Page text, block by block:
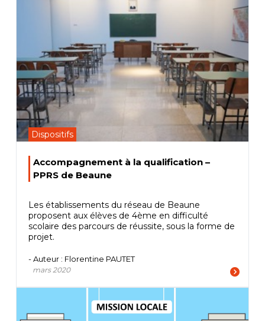
Dispositifs
Accompagnement à la qualification –
PPRS de Beaune
Les établissements du réseau de Beaune
proposent aux élèves de 4ème en difficulté
scolaire des parcours de réussite, sous la forme de
projet.
- Auteur : Florentine PAUTET
mars 2020